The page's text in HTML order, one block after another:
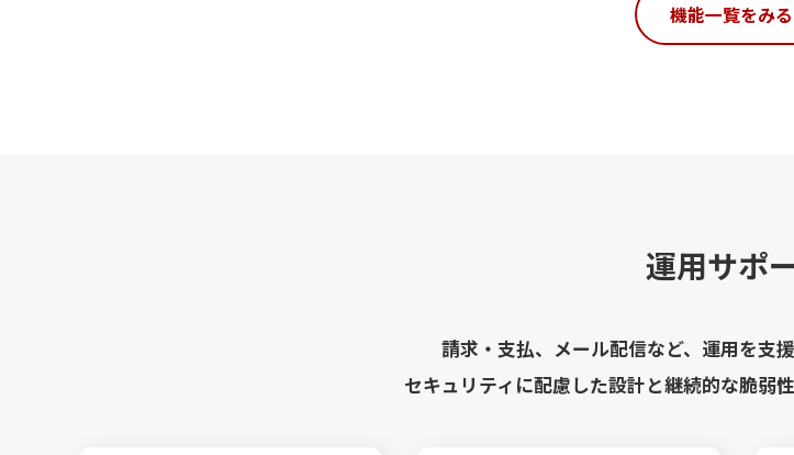
機能一覧をみる
運用サポ
請求・支払、メール配信など、運用を支
セキュリティに配慮した設計と継続的な脆弱